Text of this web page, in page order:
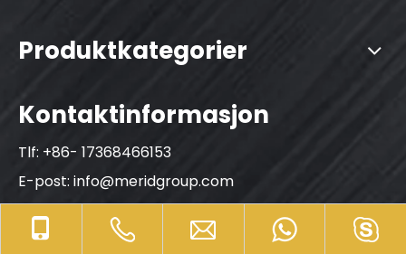
Produktkategorier
Kontaktinformasjon
Tlf: +86- 17368466153
E-post: info@meridgroup.com
WhatsApp: +86- 18669856807
Skype: +86- 18669856807